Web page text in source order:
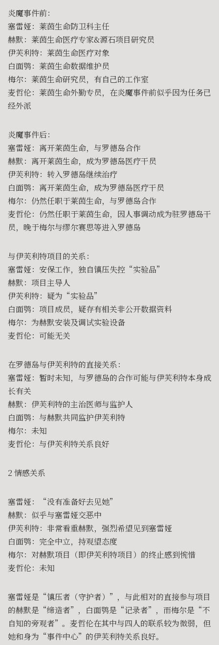
炎魔事件前：
塞雷娅：莱茵生命防卫科主任
赫默：莱茵生命医疗专家&源石项目研究员
伊芙利特：莱茵生命医疗对象
白面鸮：莱茵生命数据维护员
梅尔：莱茵生命研究员，有自己的工作室
麦哲伦：莱茵生命外勤专员，在炎魔事件前似乎因为任务已
经外派
炎魔事件后：
塞雷娅：离开莱茵生命，与罗德岛合作
赫默：离开莱茵生命，成为罗德岛医疗干员
伊芙利特：转入罗德岛继续治疗
白面鸮：离开莱茵生命，成为罗德岛医疗干员
梅尔：仍然任职于莱茵生命，与罗德岛合作
麦哲伦：仍然任职于莱茵生命，因人事调动成为驻罗德岛干
员，晚于梅尔与缪尔赛思等进入罗德岛
与伊芙利特项目的关系：
塞雷娅：安保工作，独自镇压失控“实验品”
赫默：项目主导人
伊芙利特：疑为“实验品”
白面鸮：项目成员，疑存有相关非公开数据资料
梅尔：为赫默安装及调试实验设备
麦哲伦：可能无关
在罗德岛与伊芙利特的直接关系：
塞雷娅：暂时未知，与罗德岛的合作可能与伊芙利特本身成
长有关
赫默：伊芙利特的主治医师与监护人
白面鸮：与赫默共同监护伊芙利特
梅尔：未知
麦哲伦：与伊芙利特关系良好
2 情感关系
塞雷娅：“没有准备好去见她”
赫默：似乎与塞雷娅交恶中
伊芙利特：非常看重赫默，强烈希望见到塞雷娅
白面鸮：完全中立，持观望态度
梅尔：对赫默项目（即伊芙利特项目）的终止感到惋惜
麦哲伦：未知
塞雷娅是“镇压者（守护者）”，与此相对的直接参与项目
的赫默是“缔造者”，白面鸮是“记录者”，而梅尔是“不
自知的旁观者”。麦哲伦在其中与四人的联系较为微弱，但
她和身为“事件中心”的伊芙利特关系良好。